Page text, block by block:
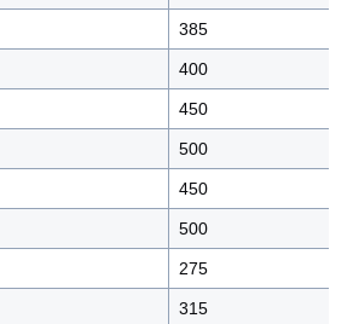
385
400
450
500
450
500
275
315